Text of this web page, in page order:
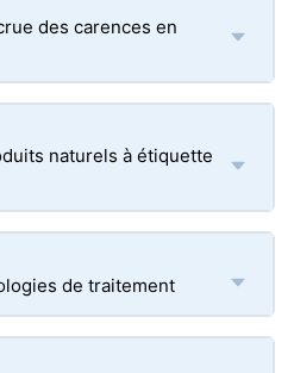
des carences en
naturels à étiquette
de traitement